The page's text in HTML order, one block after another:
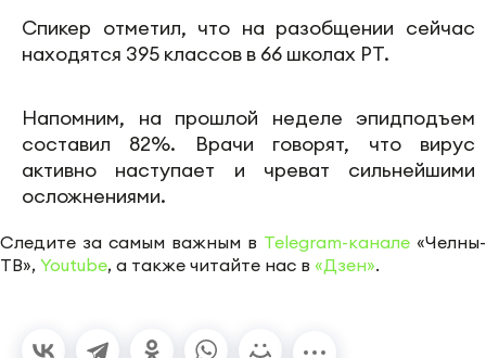
Спикер отметил, что на разобщении сейчас
находятся 395 классов в 66 школах РТ.
Напомним, на прошлой неделе эпидподъем
составил 82%. Врачи говорят, что вирус
активно наступает и чреват сильнейшими
осложнениями.
Следите за самым важным в Telegram-канале «Челны-
ТВ», Youtube, а также читайте нас в «Дзен».